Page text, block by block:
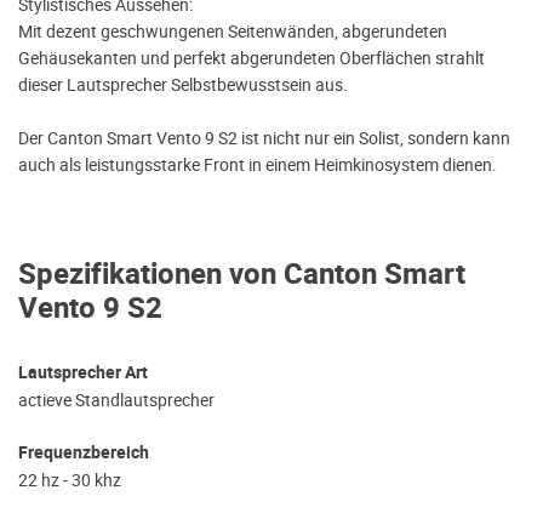
Spezifikationen von Canton Smart
Vento 9 S2
Lautsprecher Art
actieve Standlautsprecher
Frequenzbereich
22 hz - 30 khz
Mit dezent geschwungenen Seitenwänden, abgerundeten
Gehäusekanten und perfekt abgerundeten Oberflächen strahlt
dieser Lautsprecher Selbstbewusstsein aus.
Der Canton Smart Vento 9 S2 ist nicht nur ein Solist, sondern kann
auch als leistungsstarke Front in einem Heimkinosystem dienen.